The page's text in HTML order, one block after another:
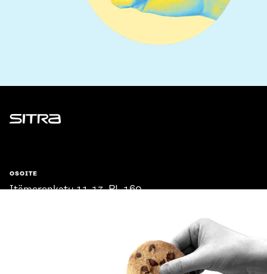
Sitra
OSOITE
Itämerenkatu 11-13, PL 160,